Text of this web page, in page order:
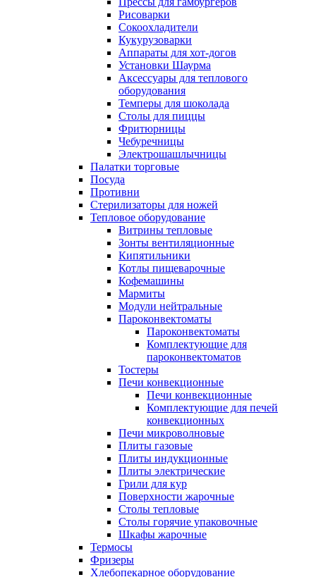
Рисоварки
Сокоохладители
Кукурузоварки
Аппараты для хот-догов
Установки Шаурма
Аксессуары для теплового
оборудования
Темперы для шоколада
Столы для пиццы
Фритюрницы
Чебуречницы
Электрошашлычницы
Палатки торговые
Посуда
Противни
Стерилизаторы для ножей
Тепловое оборудование
Витрины тепловые
Зонты вентиляционные
Кипятильники
Котлы пищеварочные
Кофемашины
Мармиты
Модули нейтральные
Пароконвектоматы
Пароконвектоматы
Комплектующие для
пароконвектоматов
Тостеры
Печи конвекционные
Печи конвекционные
Комплектующие для печей
конвекционных
Печи микроволновые
Плиты газовые
Плиты индукционные
Плиты электрические
Грили для кур
Поверхности жарочные
Столы тепловые
Столы горячие упаковочные
Шкафы жарочные
Термосы
Фризеры
Хлебопекарное оборудование